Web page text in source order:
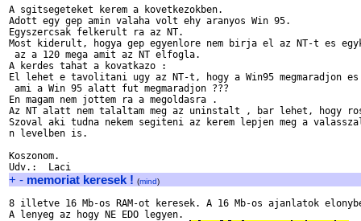
A sgitsegeteket kerem a kovetkezokben.
Adott egy gep amin valaha volt ehy aranyos Win 95.
Egyszercsak felkerult ra az NT.
Most kiderult, hogya gep egyenlore nem birja el az NT-t es
az a 120 mega amit az NT elfogla.
A kerdes tahat a kovatkazo :
El lehet e tavolitani ugy az NT-t, hogy a Win95 megmaradjon es
ami a Win 95 alatt fut megmaradjon ???
En magam nem jottem ra a megoldasra .
Az NT alatt nem talaltam meg az uninstalt , bar lehet, hogy
Szoval aki tudna nekem segiteni az kerem lepjen meg a
n levelben is.
Koszonom.
+ - memoriat keresek ! (mind)
8 illetve 16 Mb-os RAM-ot keresek. A 16 Mb-os ajanlatok
A lenyeg az hogy NE EDO legyen.